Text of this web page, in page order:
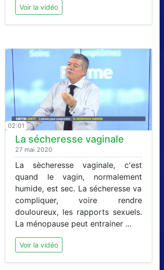
Voir la vidéo
02:01
La sécheresse vaginale
27 mai 2020
La sècheresse vaginale, c'est
quand le vagin, normalement
humide, est sec. La sécheresse va
compliquer, voire rendre
douloureux, les rapports sexuels.
La ménopause peut entrainer ...
Voir la vidéo